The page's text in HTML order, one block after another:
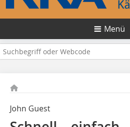
Menü
John Guest